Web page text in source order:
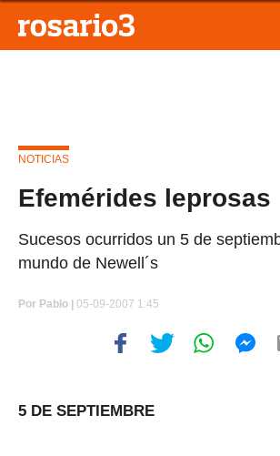
NOTICIAS
Efemérides leprosas
Sucesos ocurridos un 5 de
mundo de Newell´s
Por Pablo | 05-09-2007 1:45
5 DE SEPTIEMBRE